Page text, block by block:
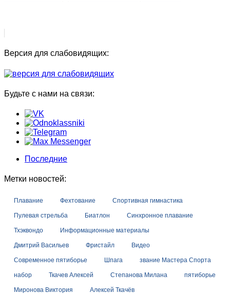
Версия для слабовидящих:
Будьте с нами на связи:
Последние
Метки новостей:
Плавание Фехтование Спортивная гимнастика
Пулевая стрельба Биатлон Синхронное плавание
Тхэквондо Информационные материалы
Дмитрий Васильев Фристайл Видео
Современное пятиборье Шпага звание Мастера Спорта
набор Ткачев Алексей Степанова Милана пятиборье
Миронова Виктория Алексей Ткачёв